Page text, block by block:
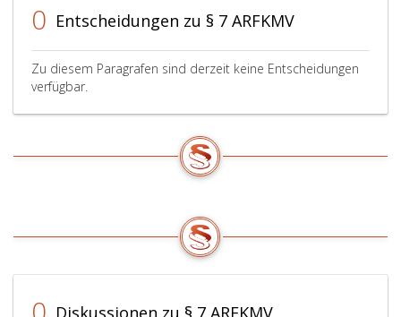
0 Entscheidungen zu § 7 ARFKMV
Zu diesem Paragrafen sind derzeit keine Entscheidungen
verfügbar.
Diskussionen zu § 7 ARFKMV